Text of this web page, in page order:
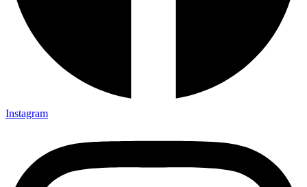
Instagram